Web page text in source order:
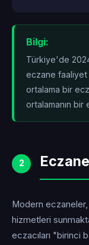
Bilgi:
Türkiye'de
eczane faaliyet
ortalama bir
ortalamanın bir
2
Modern eczaneler,
hizmetleri
eczacıları "birinci